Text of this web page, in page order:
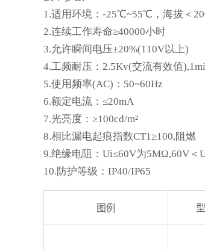
1.适用环境：-25℃~55℃，海拔＜
2.连续工作寿命≥40000小时
3.允许瞬间电压±20%(110V以上)
4.工频耐压：2.5Kv(交流有效值
5.使用频率(AC)：50~60Hz
6.额定电流：≤20mA
7.光亮度：≥100cd/m²
8.相比漏电起痕指数CT1≥100,阻燃
9.绝缘电阻：Ui≤60V为5MΩ,60V＜
10.防护等级：IP40/IP65
图例